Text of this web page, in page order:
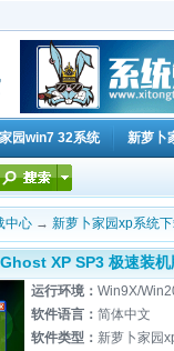
园win7 32系统 新萝卜
中心 → 新萝卜家园xp系统
XP SP3 极速装
运行环境： Win9X/
软件语言： 简体中文
软件类型： 新萝卜家园